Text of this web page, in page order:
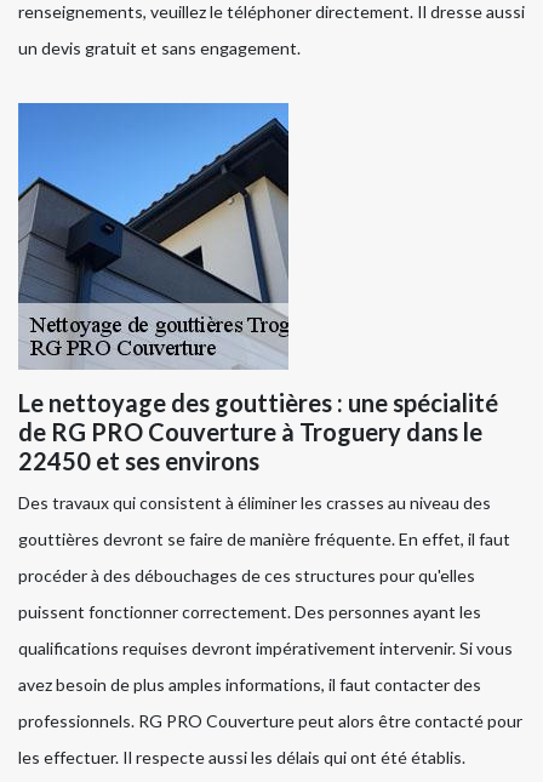
renseignements, veuillez le téléphoner directement. Il dresse aussi
un devis gratuit et sans engagement.
Le nettoyage des gouttières : une spécialité
de RG PRO Couverture à Troguery dans le
22450 et ses environs
Des travaux qui consistent à éliminer les crasses au niveau des
gouttières devront se faire de manière fréquente. En effet, il faut
procéder à des débouchages de ces structures pour qu'elles
puissent fonctionner correctement. Des personnes ayant les
qualifications requises devront impérativement intervenir. Si vous
avez besoin de plus amples informations, il faut contacter des
professionnels. RG PRO Couverture peut alors être contacté pour
les effectuer. Il respecte aussi les délais qui ont été établis.